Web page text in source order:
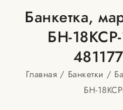
Банкетка,
БН-
Главная Банкетки
БН-